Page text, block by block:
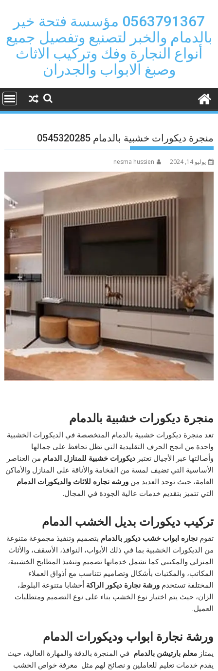
content
0563791367 مؤسسة فتحة خير
بالدمام والخبر لتصنيع وتفصيل جميع
أنواع النجارة وفك وتركيب الاثاث
وصبغ الابواب والجدران
منجرة ديكورات خشبية بالدمام 0545320285
يوليو 14, 2024 nesma hussien
منجرة ديكورات خشبية بالدمام
تعد منجرة ديكورات خشبية بالدمام المتخصصة في الديكورات الخشبية
واحدة من انجح الحرف التقليدية التي تظل تحافظ على جمالها
وأصالتها عبر الأجيال تعتبرديكورات خشبية للمنازل الدمام من العناصر
الأساسية التي تضيف لمسة من الفخامة والأناقة على المنازل والأماكن
العامة، حيث توجد العديد منورشه نجاره للاثاث والديكورات الدمام
التي تتميز بتقديم خدمات عالية الجودة في المجال.
تركيب ديكورات بديل الخشب الدمام
تقومنجاره ابواب خشب ديكور بالدمام بتصميم وتنفيذ مجموعة متنوعة
من الديكورات الخشبية بما في ذلك الأبواب، النوافذ، الأسقف، والأثاث
المنزلي والمكتبي كما تشمل خدماتها تصميم وتنفيذ المطابخ الخشبية،
المكاتب، والمكتبات بأشكال وتصاميم تتناسب مع أذواق العملاء
المختلفة تستخدمورشة نجارة ديكور الراكة أخشابا متنوعة البلوط،
الزان، حيث يتم اختيار نوع الخشب بناء على نوع التصميم ومتطلبات
العميل.
ورشة نجارة ابواب وديكورات الدمام
يمتازمعلم بارتيشن بالدمام في المنجرة بالدقة والمهارة العالية، حيث
يقدم خدمات تعليم للعاملين و نصائح لهم مثل معرفة خواص الخشب